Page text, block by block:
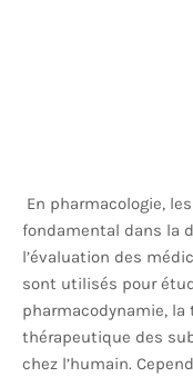
En pharmacologie,
fondamental dans la
l’évaluation des
sont utilisés pour
pharmacodynamie, la
thérapeutique des
chez l’humain.